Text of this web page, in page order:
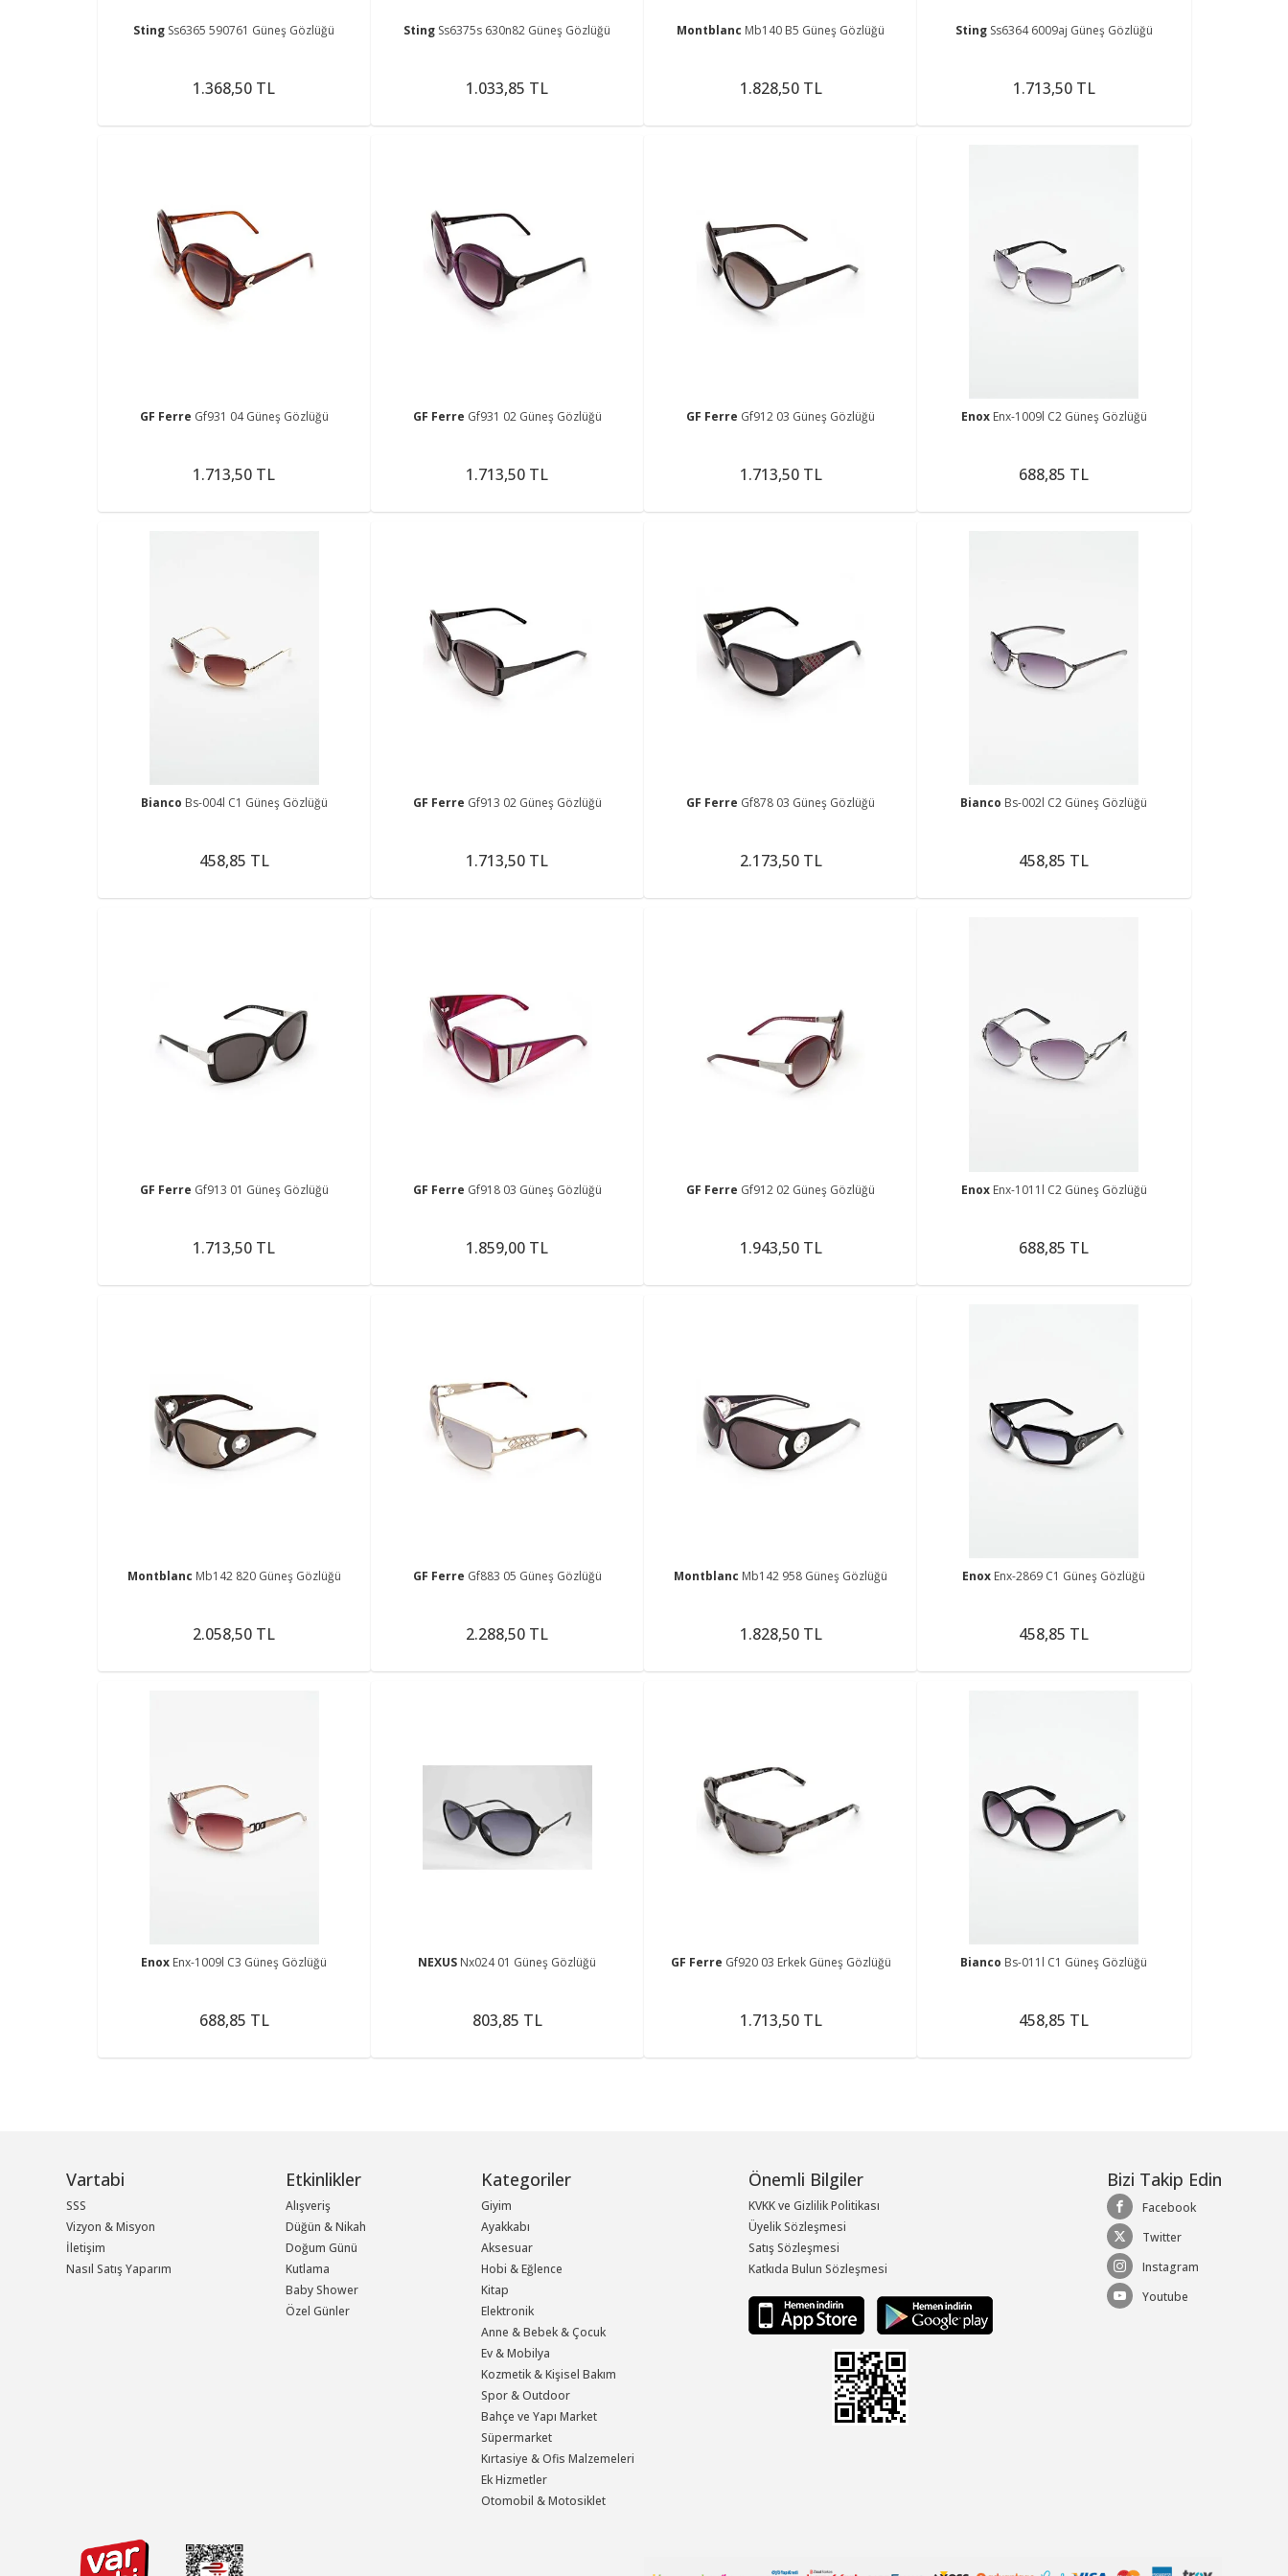
Sting Ss6365 590761 Güneş Gözlüğü
1.368,50 TL
Sting Ss6375s 630n82 Güneş Gözlüğü
1.033,85 TL
Montblanc Mb140 B5 Güneş Gözlüğü
1.828,50 TL
Sting Ss6364 6009aj Güneş Gözlüğü
1.713,50 TL
GF Ferre Gf931 04 Güneş Gözlüğü
1.713,50 TL
GF Ferre Gf931 02 Güneş Gözlüğü
1.713,50 TL
GF Ferre Gf912 03 Güneş Gözlüğü
1.713,50 TL
Enox Enx-1009l C2 Güneş Gözlüğü
688,85 TL
Bianco Bs-004l C1 Güneş Gözlüğü
458,85 TL
GF Ferre Gf913 02 Güneş Gözlüğü
1.713,50 TL
GF Ferre Gf878 03 Güneş Gözlüğü
2.173,50 TL
Bianco Bs-002l C2 Güneş Gözlüğü
458,85 TL
GF Ferre Gf913 01 Güneş Gözlüğü
1.713,50 TL
GF Ferre Gf918 03 Güneş Gözlüğü
1.859,00 TL
GF Ferre Gf912 02 Güneş Gözlüğü
1.943,50 TL
Enox Enx-1011l C2 Güneş Gözlüğü
688,85 TL
Montblanc Mb142 820 Güneş Gözlüğü
2.058,50 TL
GF Ferre Gf883 05 Güneş Gözlüğü
2.288,50 TL
Montblanc Mb142 958 Güneş Gözlüğü
1.828,50 TL
Enox Enx-2869 C1 Güneş Gözlüğü
458,85 TL
Enox Enx-1009l C3 Güneş Gözlüğü
688,85 TL
NEXUS Nx024 01 Güneş Gözlüğü
803,85 TL
GF Ferre Gf920 03 Erkek Güneş Gözlüğü
1.713,50 TL
Bianco Bs-011l C1 Güneş Gözlüğü
458,85 TL
Vartabi
SSS
Vizyon & Misyon
İletişim
Nasıl Satış Yaparım
Etkinlikler
Alışveriş
Düğün & Nikah
Doğum Günü
Kutlama
Baby Shower
Özel Günler
Kategoriler
Giyim
Ayakkabı
Aksesuar
Hobi & Eğlence
Kitap
Elektronik
Anne & Bebek & Çocuk
Ev & Mobilya
Kozmetik & Kişisel Bakım
Spor & Outdoor
Bahçe ve Yapı Market
Süpermarket
Kırtasiye & Ofis Malzemeleri
Ek Hizmetler
Otomobil & Motosiklet
Önemli Bilgiler
KVKK ve Gizlilik Politikası
Üyelik Sözleşmesi
Satış Sözleşmesi
Katkıda Bulun Sözleşmesi
Bizi Takip Edin
Facebook
Twitter
Instagram
Youtube